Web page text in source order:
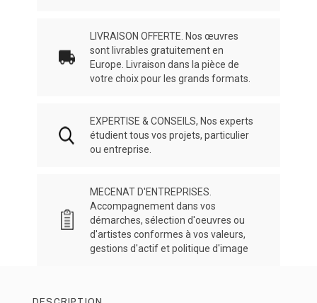
LIVRAISON OFFERTE. Nos œuvres
sont livrables gratuitement en
Europe. Livraison dans la pièce de
votre choix pour les grands formats.
EXPERTISE & CONSEILS, Nos experts
étudient tous vos projets, particulier
ou entreprise.
MECENAT D'ENTREPRISES.
Accompagnement dans vos
démarches, sélection d'oeuvres ou
d'artistes conformes à vos valeurs,
gestions d'actif et politique d'image